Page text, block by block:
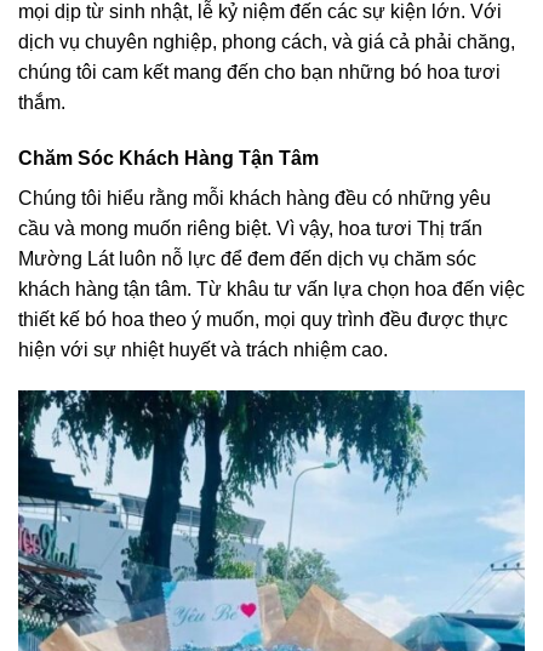
mọi dịp từ sinh nhật, lễ kỷ niệm đến các sự kiện lớn. Với
dịch vụ chuyên nghiệp, phong cách, và giá cả phải chăng,
chúng tôi cam kết mang đến cho bạn những bó hoa tươi
thắm.
Chăm Sóc Khách Hàng Tận Tâm
Chúng tôi hiểu rằng mỗi khách hàng đều có những yêu
cầu và mong muốn riêng biệt. Vì vậy, hoa tươi Thị trấn
Mường Lát luôn nỗ lực để đem đến dịch vụ chăm sóc
khách hàng tận tâm. Từ khâu tư vấn lựa chọn hoa đến việc
thiết kế bó hoa theo ý muốn, mọi quy trình đều được thực
hiện với sự nhiệt huyết và trách nhiệm cao.